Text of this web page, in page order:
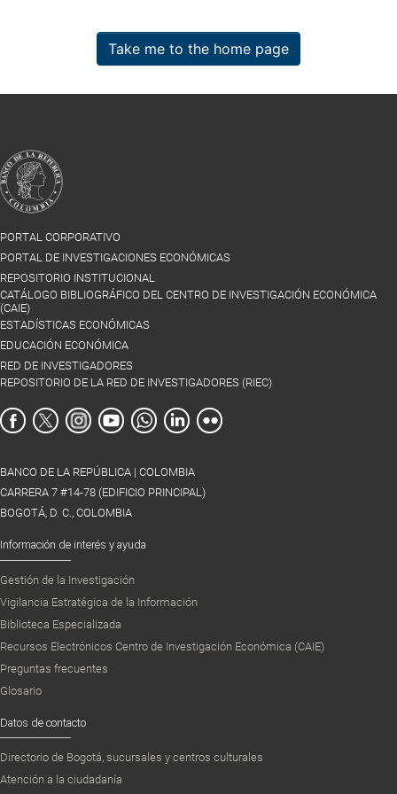
Take me to the home page
PORTAL CORPORATIVO
PORTAL DE INVESTIGACIONES ECONÓMICAS
REPOSITORIO INSTITUCIONAL
CATÁLOGO BIBLIOGRÁFICO DEL CENTRO DE INVESTIGACIÓN ECONÓMICA
(CAIE)
ESTADÍSTICAS ECONÓMICAS
EDUCACIÓN ECONÓMICA
RED DE INVESTIGADORES
REPOSITORIO DE LA RED DE INVESTIGADORES (RIEC)
BANCO DE LA REPÚBLICA | COLOMBIA
CARRERA 7 #14-78 (EDIFICIO PRINCIPAL)
BOGOTÁ, D. C., COLOMBIA
Información de interés y ayuda
Gestión de la Investigación
Vigilancia Estratégica de la Información
Biblioteca Especializada
Recursos Electrónicos Centro de Investigación Económica (CAIE)
Preguntas frecuentes
Glosario
Datos de contacto
Directorio de Bogotá, sucursales y centros culturales
Atención a la ciudadanía